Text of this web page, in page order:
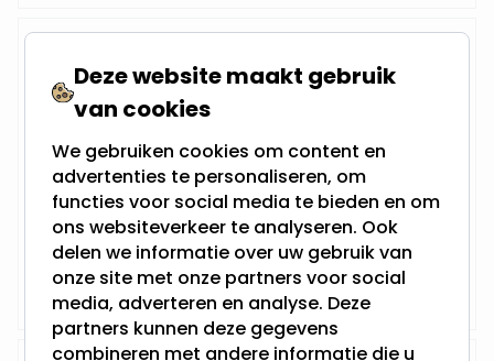
4 Watt - Vervangt 50Watt
Dimbaar en 230Volt
Inbouwdiepte: 60MM
Boorgat: 70MM - 82MM
Philips LED - GU10
Op voorraad,
Maandag verzonden
Vanaf
8,45
Deze website maakt gebruik
van cookies
We gebruiken cookies om content en
advertenties te personaliseren, om
functies voor social media te bieden en om
ons websiteverkeer te analyseren. Ook
delen we informatie over uw gebruik van
onze site met onze partners voor social
media, adverteren en analyse. Deze
partners kunnen deze gegevens
combineren met andere informatie die u